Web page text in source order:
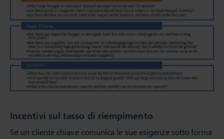
Incentivi sul tasso di riempimento
Se un cliente chiave comunica le sue esigenze sotto forma